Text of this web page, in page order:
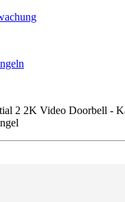
2 2K Video Doorbell -